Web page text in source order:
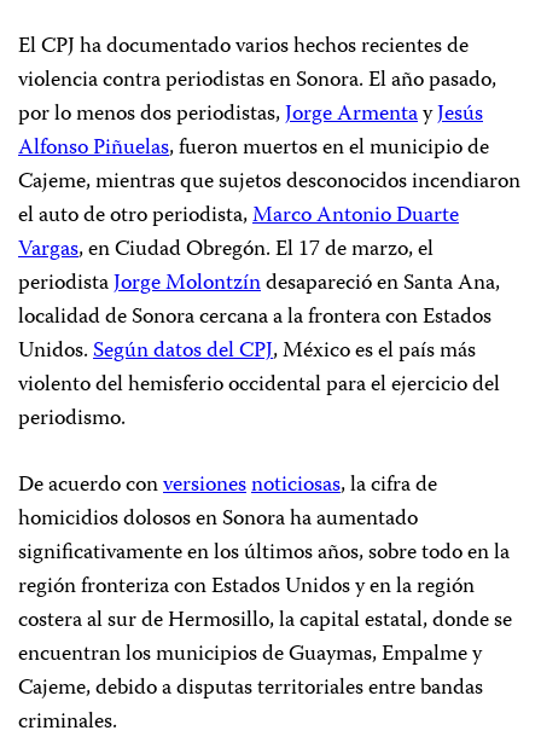
El CPJ ha documentado varios hechos recientes de
violencia contra periodistas en Sonora. El año pasado,
por lo menos dos periodistas,Jorge ArmentayJesús
Alfonso Piñuelas, fueron muertos en el municipio de
Cajeme, mientras que sujetos desconocidos incendiaron
el auto de otro periodista,Marco Antonio Duarte
Vargas, en Ciudad Obregón. El 17 de marzo, el
periodistaJorge Molontzíndesapareció en Santa Ana,
localidad de Sonora cercana a la frontera con Estados
Unidos.Según datos del CPJ, México es el país más
violento del hemisferio occidental para el ejercicio del
periodismo.
De acuerdo conversionesnoticiosas, la cifra de
homicidios dolosos en Sonora ha aumentado
significativamente en los últimos años, sobre todo en la
región fronteriza con Estados Unidos y en la región
costera al sur de Hermosillo, la capital estatal, donde se
encuentran los municipios de Guaymas, Empalme y
Cajeme, debido a disputas territoriales entre bandas
criminales.